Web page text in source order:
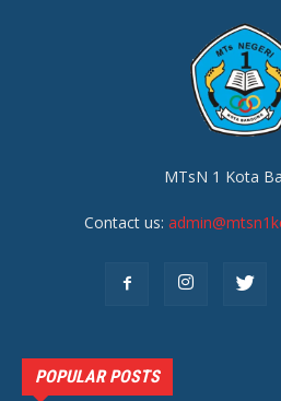
MTsN 1 Kota
Contact us:
POPULAR POSTS